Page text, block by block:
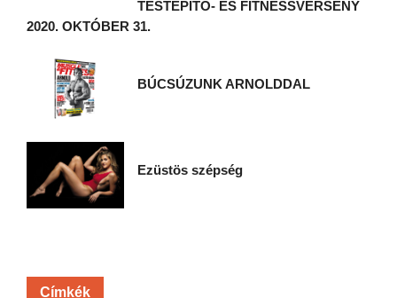
TESTÉPÍTŐ- ÉS FITNESSVERSENY
2020. OKTÓBER 31.
BÚCSÚZUNK ARNOLDDAL
Ezüstös szépség
Címkék